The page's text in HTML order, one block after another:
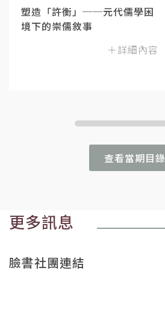
塑造「許衡」──元代儒學困
境下的崇儒敘事
＋詳細內容
查看當期目錄
更多訊息
臉書社團連結